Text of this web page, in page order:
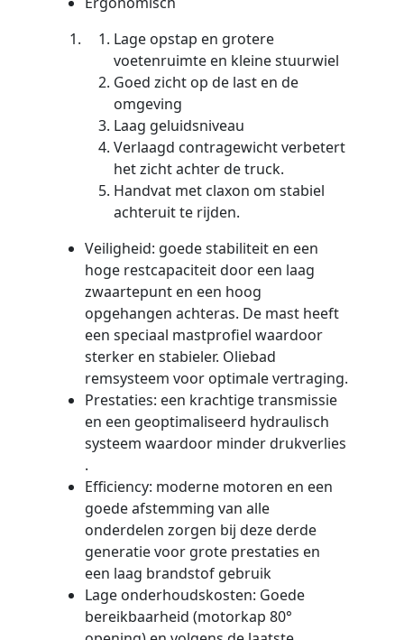
Lage opstap en grotere
voetenruimte en kleine stuurwiel
Goed zicht op de last en de
omgeving
Laag geluidsniveau
Verlaagd contragewicht verbetert
het zicht achter de truck.
Handvat met claxon om stabiel
achteruit te rijden.
Veiligheid: goede stabiliteit en een
hoge restcapaciteit door een laag
zwaartepunt en een hoog
opgehangen achteras. De mast heeft
een speciaal mastprofiel waardoor
sterker en stabieler. Oliebad
remsysteem voor optimale vertraging.
Prestaties: een krachtige transmissie
en een geoptimaliseerd hydraulisch
systeem waardoor minder drukverlies
.
Efficiency: moderne motoren en een
goede afstemming van alle
onderdelen zorgen bij deze derde
generatie voor grote prestaties en
een laag brandstof gebruik
Lage onderhoudskosten: Goede
bereikbaarheid (motorkap 80°